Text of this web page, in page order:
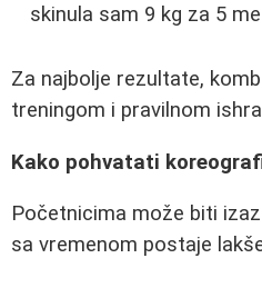
skinula sam 9 kg za 5
Za najbolje rezultate,
treningom i pravilnom
Kako pohvatati
Početnicima može biti
sa vremenom postaje